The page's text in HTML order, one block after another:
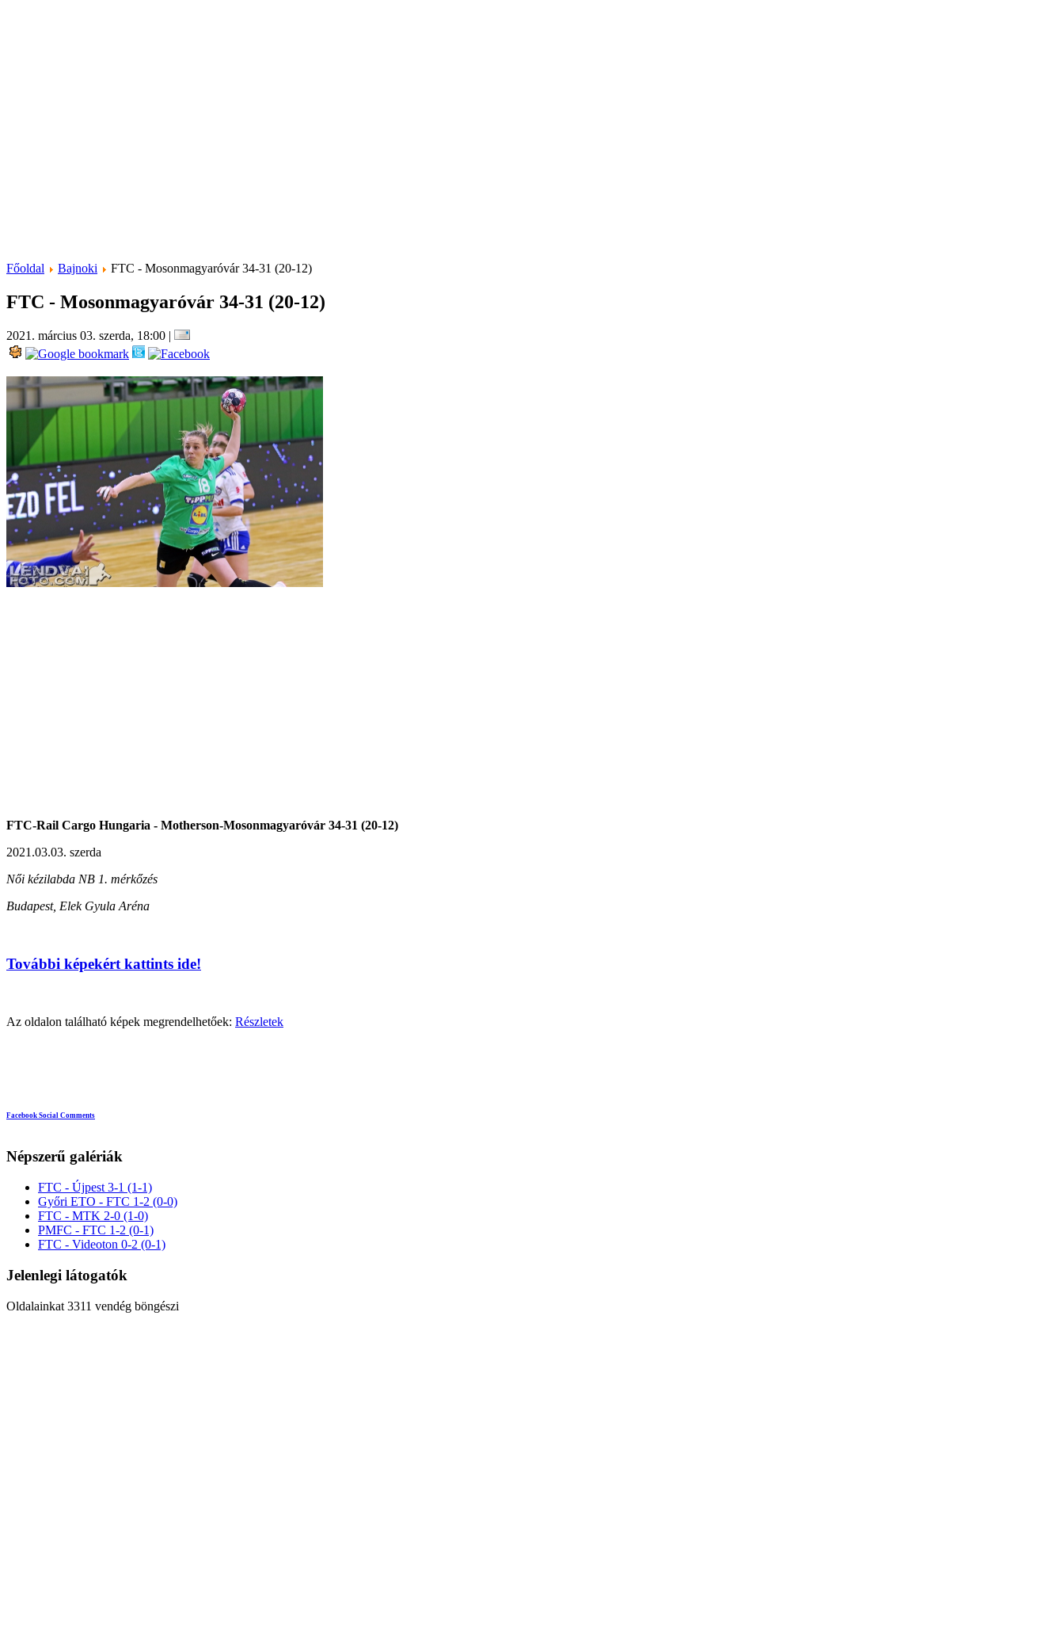
Főoldal Bajnoki FTC - Mosonmagyaróvár 34-31 (20-12)
FTC - Mosonmagyaróvár 34-31 (20-12)
2021. március 03. szerda, 18:00 |
FTC-Rail Cargo Hungaria - Motherson-Mosonmagyaróvár 34-31 (20-12)
2021.03.03. szerda
Női kézilabda NB 1. mérkőzés
Budapest, Elek Gyula Aréna
További képekért kattints ide!
Az oldalon található képek megrendelhetőek: Részletek
Facebook Social Comments
Népszerű galériák
FTC - Újpest 3-1 (1-1)
Győri ETO - FTC 1-2 (0-0)
FTC - MTK 2-0 (1-0)
PMFC - FTC 1-2 (0-1)
FTC - Videoton 0-2 (0-1)
Jelenlegi látogatók
Oldalainkat 3311 vendég böngészi